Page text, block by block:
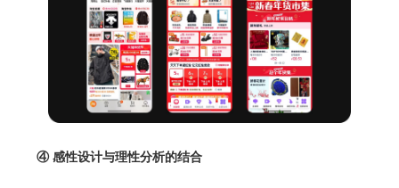
④ 感性设计与理性分析的结合